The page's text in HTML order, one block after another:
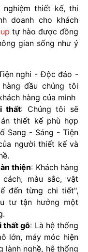
thiết kế, thi
doanh cho khách
tự hào được đồng
gian sống như ý
nghi - Độc đáo -
đầu chúng tôi
hàng của mình
thất: Chúng tôi sẽ
thiết kế phù hợp
Sang - Sáng - Tiện
người thiết kế và
thiện: Khách hàng
màu sắc, vật
đến từng chi tiết",
tư tận hưởng một
thất gỗ: Là hệ thống
lớn, máy móc hiện
lành nghề, hệ thống